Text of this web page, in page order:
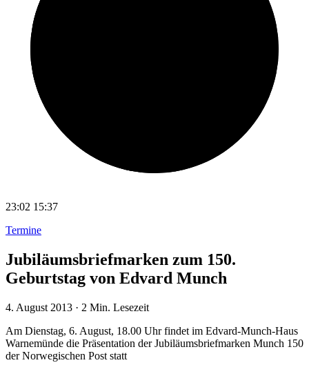
23:02 15:37
Termine
Jubiläumsbriefmarken zum 150.
Geburtstag von Edvard Munch
4. August 2013 · 2 Min. Lesezeit
Am Dienstag, 6. August, 18.00 Uhr findet im Edvard-Munch-Haus
Warnemünde die Präsentation der Jubiläumsbriefmarken Munch 150
der Norwegischen Post statt